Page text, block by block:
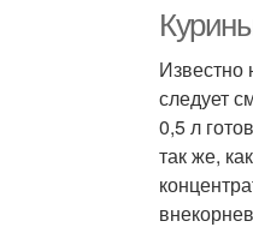
Известно
следует
0,5 л
так же,